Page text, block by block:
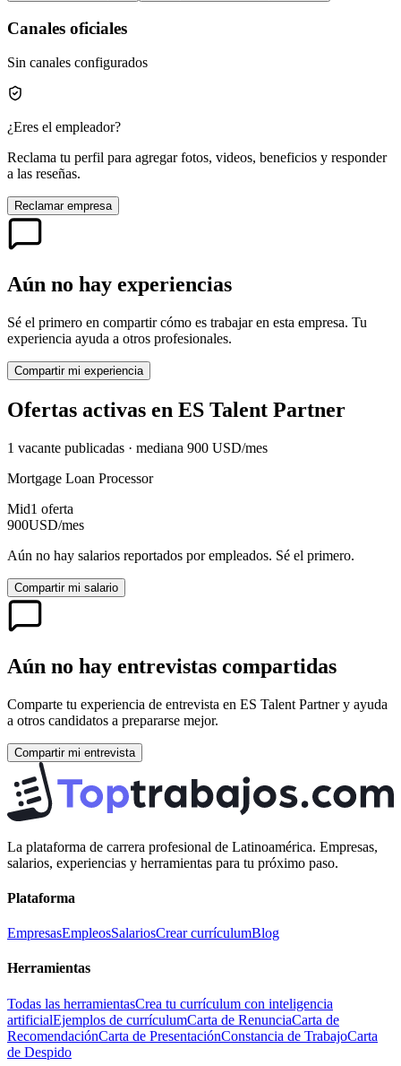
Canales oficiales
Sin canales configurados
¿Eres el empleador?
Reclama tu perfil para agregar fotos, videos, beneficios y responder
a las reseñas.
Reclamar empresa
Aún no hay experiencias
Sé el primero en compartir cómo es trabajar en esta empresa. Tu
experiencia ayuda a otros profesionales.
Compartir mi experiencia
Ofertas activas en ES Talent Partner
1 vacante publicadas · mediana 900 USD/mes
Mortgage Loan Processor
Mid1 oferta
900USD/mes
Aún no hay salarios reportados por empleados. Sé el primero.
Compartir mi salario
Aún no hay entrevistas compartidas
Comparte tu experiencia de entrevista en ES Talent Partnery ayuda
a otros candidatos a prepararse mejor.
Compartir mi entrevista
La plataforma de carrera profesional de Latinoamérica. Empresas,
salarios, experiencias y herramientas para tu próximo paso.
Plataforma
EmpresasEmpleosSalariosCrear currículumBlog
Herramientas
Todas las herramientasCrea tu currículum con inteligencia
artificialEjemplos de currículumCarta de RenunciaCarta de
RecomendaciónCarta de PresentaciónConstancia de TrabajoCarta
de Despido